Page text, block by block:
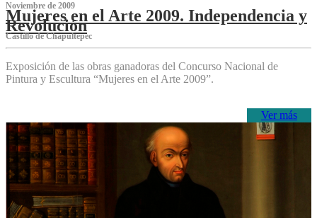
Noviembre de 2009
Mujeres en el Arte 2009. Independencia y
Revolución
Castillo de Chapultepec
Exposición de las obras ganadoras del Concurso Nacional de
Pintura y Escultura “Mujeres en el Arte 2009”.
Ver más